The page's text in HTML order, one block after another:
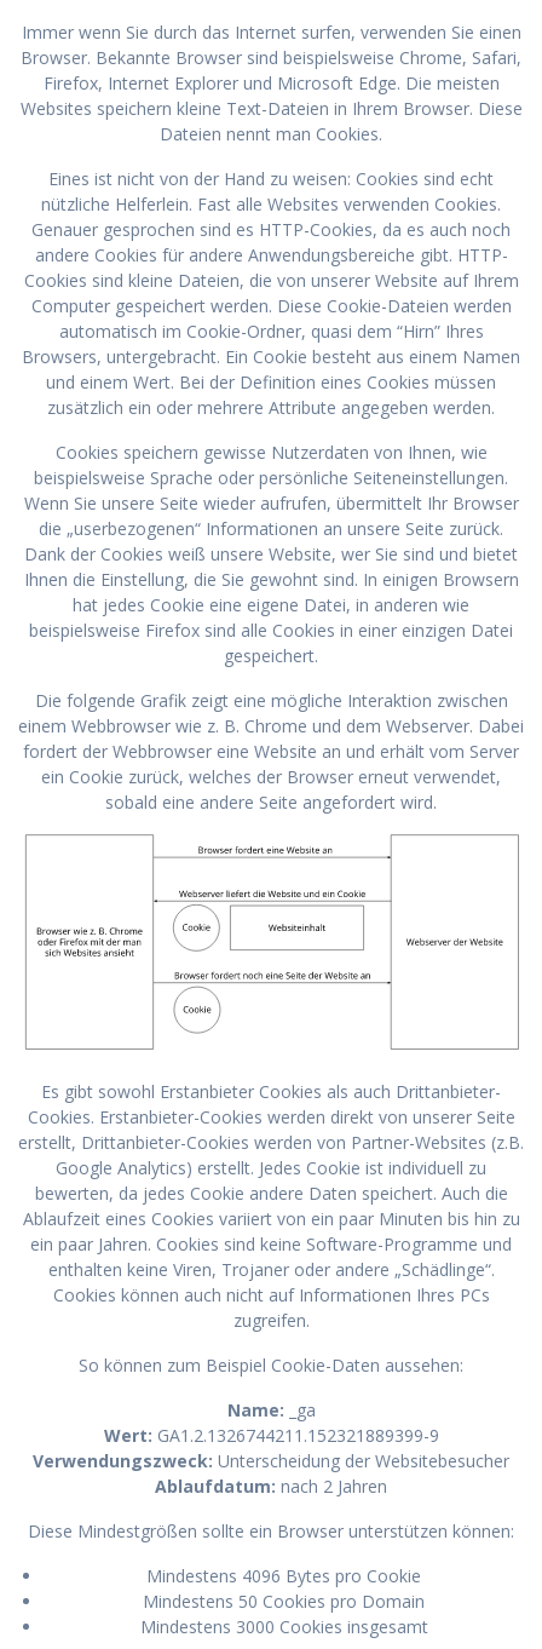
Immer wenn Sie durch das Internet surfen, verwenden Sie einen
Browser. Bekannte Browser sind beispielsweise Chrome, Safari,
Firefox, Internet Explorer und Microsoft Edge. Die meisten
Websites speichern kleine Text-Dateien in Ihrem Browser. Diese
Dateien nennt man Cookies.
Eines ist nicht von der Hand zu weisen: Cookies sind echt
nützliche Helferlein. Fast alle Websites verwenden Cookies.
Genauer gesprochen sind es HTTP-Cookies, da es auch noch
andere Cookies für andere Anwendungsbereiche gibt. HTTP-
Cookies sind kleine Dateien, die von unserer Website auf Ihrem
Computer gespeichert werden. Diese Cookie-Dateien werden
automatisch im Cookie-Ordner, quasi dem “Hirn” Ihres
Browsers, untergebracht. Ein Cookie besteht aus einem Namen
und einem Wert. Bei der Definition eines Cookies müssen
zusätzlich ein oder mehrere Attribute angegeben werden.
Cookies speichern gewisse Nutzerdaten von Ihnen, wie
beispielsweise Sprache oder persönliche Seiteneinstellungen.
Wenn Sie unsere Seite wieder aufrufen, übermittelt Ihr Browser
die „userbezogenen“ Informationen an unsere Seite zurück.
Dank der Cookies weiß unsere Website, wer Sie sind und bietet
Ihnen die Einstellung, die Sie gewohnt sind. In einigen Browsern
hat jedes Cookie eine eigene Datei, in anderen wie
beispielsweise Firefox sind alle Cookies in einer einzigen Datei
gespeichert.
Die folgende Grafik zeigt eine mögliche Interaktion zwischen
einem Webbrowser wie z. B. Chrome und dem Webserver. Dabei
fordert der Webbrowser eine Website an und erhält vom Server
ein Cookie zurück, welches der Browser erneut verwendet,
sobald eine andere Seite angefordert wird.
Es gibt sowohl Erstanbieter Cookies als auch Drittanbieter-
Cookies. Erstanbieter-Cookies werden direkt von unserer Seite
erstellt, Drittanbieter-Cookies werden von Partner-Websites (z.B.
Google Analytics) erstellt. Jedes Cookie ist individuell zu
bewerten, da jedes Cookie andere Daten speichert. Auch die
Ablaufzeit eines Cookies variiert von ein paar Minuten bis hin zu
ein paar Jahren. Cookies sind keine Software-Programme und
enthalten keine Viren, Trojaner oder andere „Schädlinge“.
Cookies können auch nicht auf Informationen Ihres PCs
zugreifen.
So können zum Beispiel Cookie-Daten aussehen:
Name: _ga
Wert: GA1.2.1326744211.152321889399-9
Verwendungszweck: Unterscheidung der Websitebesucher
Ablaufdatum: nach 2 Jahren
Diese Mindestgrößen sollte ein Browser unterstützen können:
Mindestens 4096 Bytes pro Cookie
Mindestens 50 Cookies pro Domain
Mindestens 3000 Cookies insgesamt